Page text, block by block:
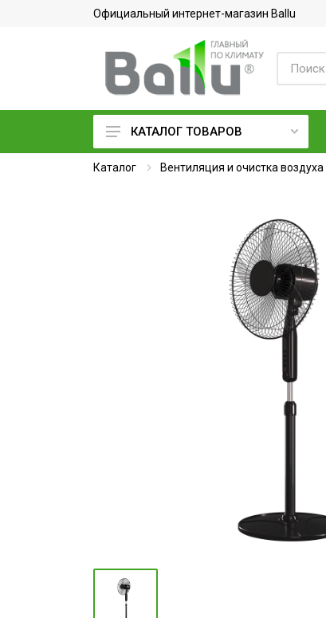
Официальный интернет-магазин Ballu
Кондиционеры воздуха
Тепловое оборудование
Промышленные кондиционеры
КАТАЛОГ ТОВАРОВ
Каталог Вентиляция и очистка воздуха